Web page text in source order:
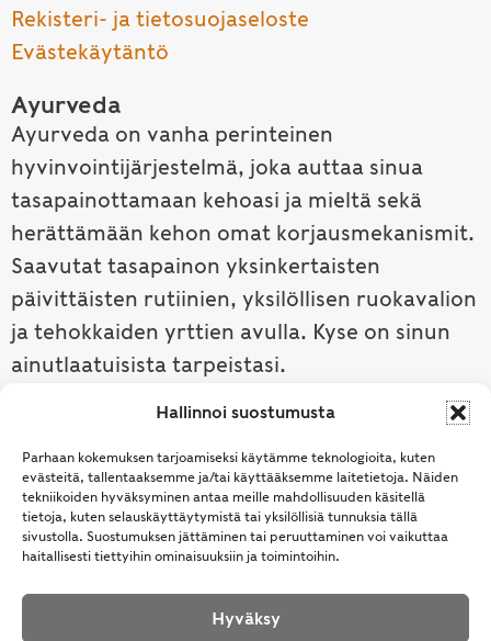
Hallinnoi suostumusta
Parhaan kokemuksen tarjoamiseksi käytämme teknologioita, kuten
evästeitä, tallentaaksemme ja/tai käyttääksemme laitetietoja. Näiden
tekniikoiden hyväksyminen antaa meille mahdollisuuden käsitellä
tietoja, kuten selauskäyttäytymistä tai yksilöllisiä tunnuksia tällä
sivustolla. Suostumuksen jättäminen tai peruuttaminen voi vaikuttaa
haitallisesti tiettyihin ominaisuuksiin ja toimintoihin.
Hyväksy
Rekisteri- ja tietosuojaseloste
Evästekäytäntö
Ayurveda
Ayurveda on vanha perinteinen
hyvinvointijärjestelmä, joka auttaa sinua
tasapainottamaan kehoasi ja mieltä sekä
herättämään kehon omat korjausmekanismit.
Saavutat tasapainon yksinkertaisten
päivittäisten rutiinien, yksilöllisen ruokavalion
ja tehokkaiden yrttien avulla. Kyse on sinun
ainutlaatuisista tarpeistasi.
Tutustu ayurvedaan →